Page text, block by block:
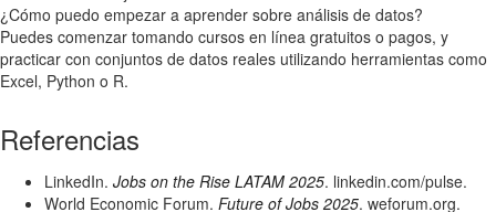
¿Cómo puedo empezar a aprender sobre análisis de datos?
Puedes comenzar tomando cursos en línea gratuitos o pagos, y
practicar con conjuntos de datos reales utilizando herramientas como
Excel, Python o R.
Referencias
LinkedIn. Jobs on the Rise LATAM 2025. linkedin.com/pulse.
World Economic Forum. Future of Jobs 2025. weforum.org.